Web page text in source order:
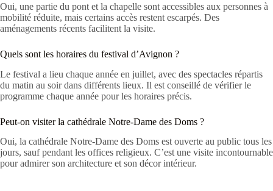
Oui, une partie du pont et la chapelle sont accessibles aux personnes à
mobilité réduite, mais certains accès restent escarpés. Des
aménagements récents facilitent la visite.
Quels sont les horaires du festival d’Avignon ?
Le festival a lieu chaque année en juillet, avec des spectacles répartis
du matin au soir dans différents lieux. Il est conseillé de vérifier le
programme chaque année pour les horaires précis.
Peut-on visiter la cathédrale Notre-Dame des Doms ?
Oui, la cathédrale Notre-Dame des Doms est ouverte au public tous les
jours, sauf pendant les offices religieux. C’est une visite incontournable
pour admirer son architecture et son décor intérieur.